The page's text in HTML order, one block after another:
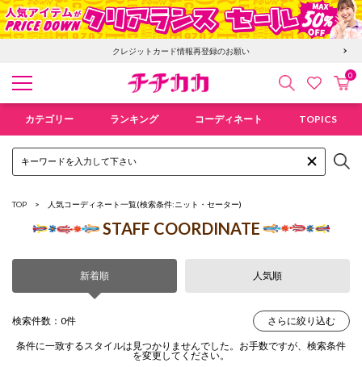
クレジットカード情報再登録のお願い
検索 お気にカ
0
カテゴリー ランキング コーディネート TOPICS
TOP 人気コーディネート一覧(検索条件:ニット・セーター)
STAFF COORDINATE
新着順 人気順
検索件数：0件 さらに絞り込む
条件に一致するスタイルは見つかりませんでした。お手数ですが、検索条件
を変更してください。